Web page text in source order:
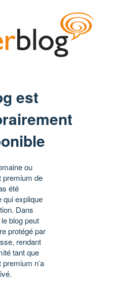
est
ou
premium de
été
qui explique
Dans
blog peut
protégé par
rendant
tant que
premium n’a